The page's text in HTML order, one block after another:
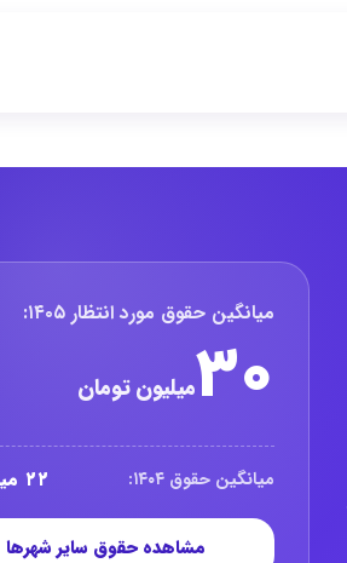
خلاصه حقوق
میانگین حقوق مورد انتظار ۱۴۰۵:
۳۰میلیون تومان
میانگین حقوق ۱۴۰۴: ۲۲ میلیون تومان
مشاهده حقوق سایر شهرها